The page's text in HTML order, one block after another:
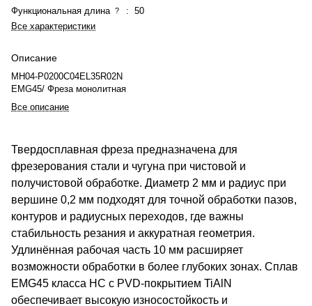
Функциональная длина ? : 50
Все характеристики
Описание
MH04-P0200C04EL35R02N
EMG45/ Фреза монолитная
Все описание
Твердосплавная фреза предназначена для
фрезерования стали и чугуна при чистовой и
получистовой обработке. Диаметр 2 мм и радиус при
вершине 0,2 мм подходят для точной обработки пазов,
контуров и радиусных переходов, где важны
стабильность резания и аккуратная геометрия.
Удлинённая рабочая часть 10 мм расширяет
возможности обработки в более глубоких зонах. Сплав
EMG45 класса HC с PVD-покрытием TiAlN
обеспечивает высокую износостойкость и